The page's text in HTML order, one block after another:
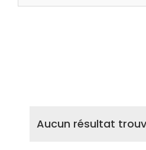
Aucun résultat